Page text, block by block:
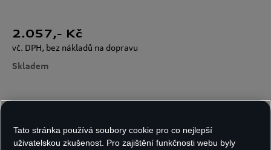
2.057,- Kč
vč. DPH, bez nákladů na dopravu
Skladem
Tato stránka používá soubory cookie pro co nejlepší
uživatelskou zkušenost. Pro zajištění funkčnosti webu byly